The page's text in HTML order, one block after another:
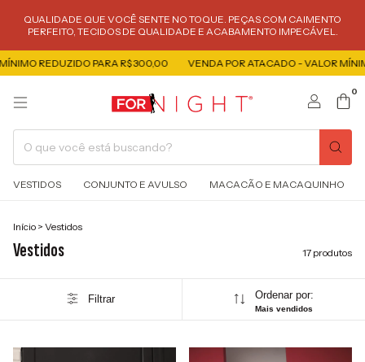
QUALIDADE QUE VOCÊ SENTE NO TOQUE. PEÇAS COM CAIMENTO
PERFEITO, TECIDOS DE QUALIDADE E ACABAMENTO IMPECÁVEL.
PARA R$ 300,00 VENDA POR ATACADO - VALOR MÍNIMO
0
VESTIDOS CONJUNTO E AVULSO MACACÃO E MACAQUINHO
Início > Vestidos
Vestidos 17 produtos
Filtrar Ordenar por:
Mais vendidos